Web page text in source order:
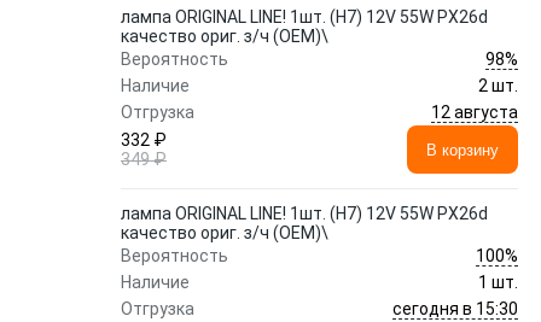
лампа ORIGINAL LINE! 1шт. (H7) 12V 55W PX26d
качество ориг. з/ч (ОЕМ)\
Вероятность
98%
Наличие
2 шт.
Отгрузка
12 августа
332 ₽
349 ₽
В корзину
лампа ORIGINAL LINE! 1шт. (H7) 12V 55W PX26d
качество ориг. з/ч (ОЕМ)\
Вероятность
100%
Наличие
1 шт.
Отгрузка
сегодня в 15:30